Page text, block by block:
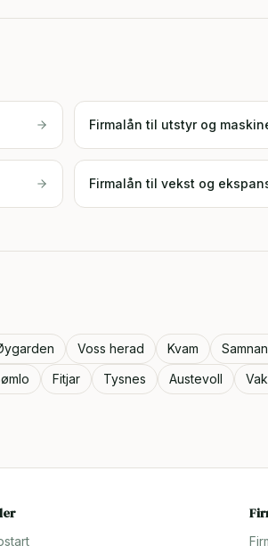
Firmalån til utstyr og
Firmalån til vekst og
Voss herad Kvam
Fitjar Tysnes Austevoll